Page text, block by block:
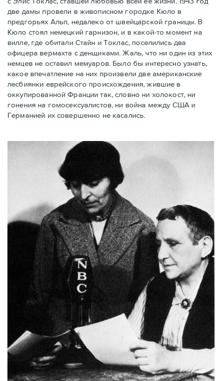
две дамы провели в живописном городке Кюло в
предгорьях Альп, недалеко от швейцарской границы. В
Кюло стоял немецкий гарнизон, и в какой-то момент на
вилле, где обитали Стайн и Токлас, поселились два
офицера вермахта с денщиками. Жаль, что ни один из этих
немцев не оставил мемуаров. Было бы интересно узнать,
какое впечатление на них произвели две американские
лесбиянки еврейского происхождения, жившие в
оккупированной Франции так, словно ни холокост, ни
гонения на гомосексуалистов, ни война между США и
Германией их совершенно не касались.